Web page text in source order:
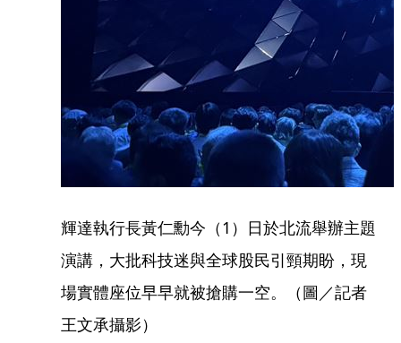
輝達執行長黃仁勳今（1）日於北流舉辦主題
演講，大批科技迷與全球股民引頸期盼，現
場實體座位早早就被搶購一空。（圖／記者
王文承攝影）